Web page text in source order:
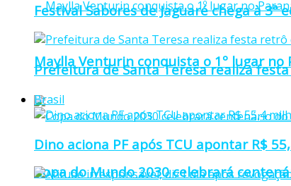
Maylla Venturin conquista o 1º lugar
Copa do Mundo 2030 celebrará
Festival Sabores de Jaguaré chega à
Prefeitura de Santa Teresa realiza
Brasil
Dino aciona PF após TCU apontar R$